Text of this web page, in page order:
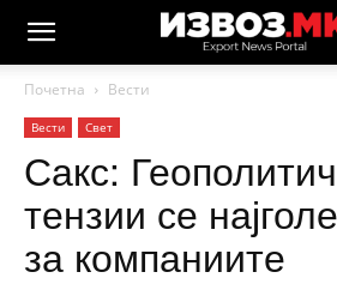
Почетна Вести
Вести Свет
Сакс:
тензии се
за компаниите